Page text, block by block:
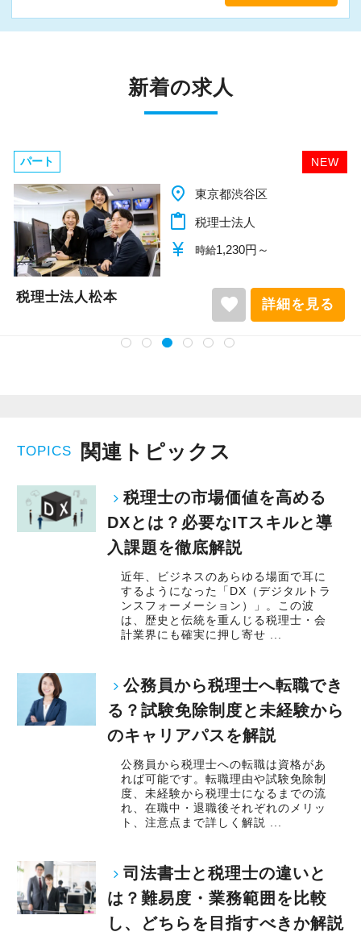
新着の求人
NEW
パート
place 千葉県柏市
content_paste 税理士法人
currency_yen 時給1,140円～
税理士法人松本 favorite 詳細を見る
TOPICS 関連トピックス
税理士の市場価値を高める
DXとは？必要なITスキルと導
入課題を徹底解説
近年、ビジネスのあらゆる場面で耳に
するようになった「DX（デジタルトラ
ンスフォーメーション）」。この波
は、歴史と伝統を重んじる税理士・会
計業界にも確実に押し寄せ ...
公務員から税理士へ転職でき
る？試験免除制度と未経験から
のキャリアパスを解説
公務員から税理士への転職は資格があ
れば可能です。転職理由や試験免除制
度、未経験から税理士になるまでの流
れ、在職中・退職後それぞれのメリッ
ト、注意点まで詳しく解説 ...
司法書士と税理士の違いと
は？難易度・業務範囲を比較
し、どちらを目指すべきか解説